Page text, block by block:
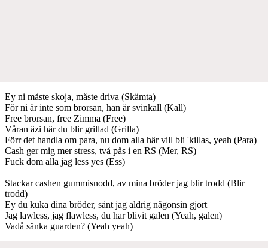
Ey ni måste skoja, måste driva (Skämta)
För ni är inte som brorsan, han är svinkall (Kall)
Free brorsan, free Zimma (Free)
Våran äzi här du blir grillad (Grilla)
Förr det handla om para, nu dom alla här vill bli 'killas, yeah (Para)
Cash ger mig mer stress, två pås i en RS (Mer, RS)
Fuck dom alla jag less yes (Ess)
Stackar cashen gummisnodd, av mina bröder jag blir trodd (Blir
trodd)
Ey du kuka dina bröder, sånt jag aldrig någonsin gjort
Jag lawless, jag flawless, du har blivit galen (Yeah, galen)
Vadå sänka guarden? (Yeah yeah)